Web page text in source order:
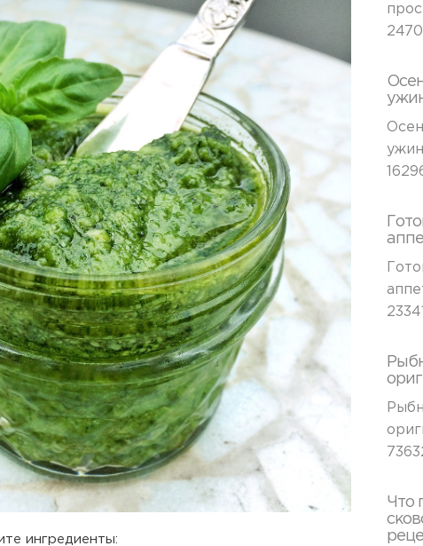
ингредиенты:
23341
Что